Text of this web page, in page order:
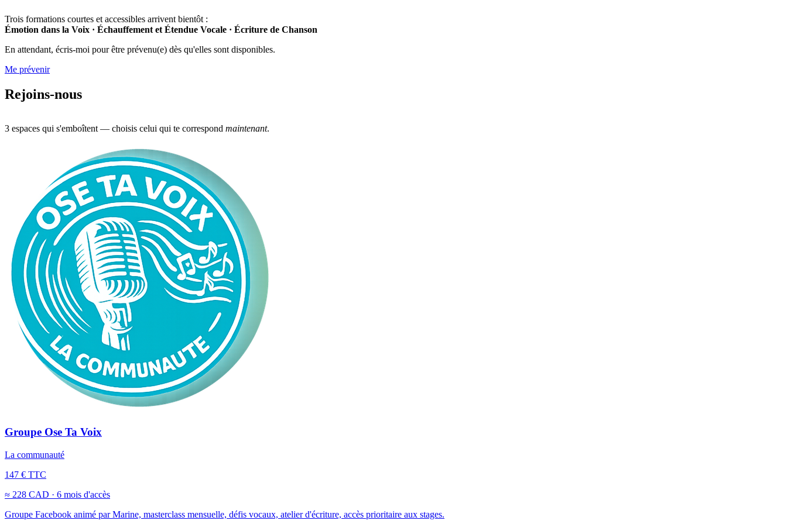
Trois formations courtes et accessibles arrivent bientôt :
Émotion dans la Voix · Échauffement et Étendue Vocale · Écriture de Chanson
En attendant, écris-moi pour être prévenu(e) dès qu'elles sont disponibles.
Me prévenir
Rejoins-nous
3 espaces qui s'emboîtent — choisis celui qui te correspond maintenant.
Groupe Ose Ta Voix
La communauté
147 € TTC
≈ 228 CAD · 6 mois d'accès
Groupe Facebook animé par Marine, masterclass mensuelle, défis vocaux, atelier d'écriture, accès prioritaire aux stages.